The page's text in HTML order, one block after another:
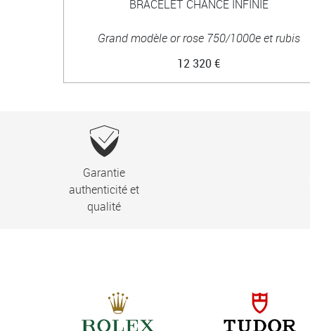
BRACELET CHANCE INFINIE
Grand modèle or rose 750/1000e et rubis
12 320 €
Garantie
authenticité et
qualité